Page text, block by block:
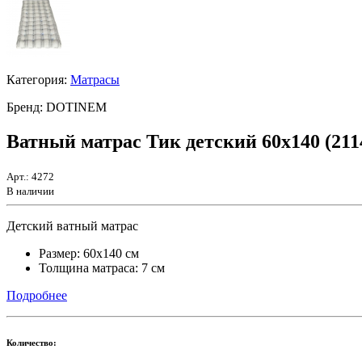
Категория: Матрасы
Бренд: DOTINEM
Ватный матрас Тик детский 60х140
Арт.: 4272
В наличии
Детский ватный матрас
Размер: 60х140 см
Толщина матраса: 7 см
Подробнее
Количество: